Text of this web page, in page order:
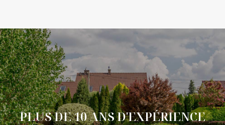
PLUS DE 10 ANS D'EXPÉRIENCE